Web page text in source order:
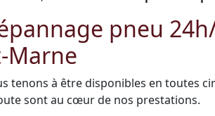
pneu
Marne
tenons à être disponibles en toutes
sont au cœur de nos prestations.